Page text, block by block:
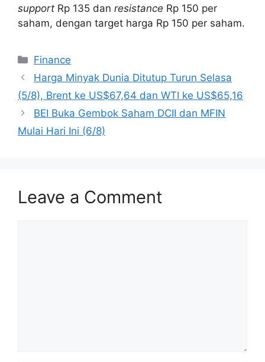
support Rp 135 dan resistance Rp 150 per
saham, dengan target harga Rp 150 per saham.
Categories
Finance
Harga Minyak Dunia Ditutup Turun Selasa
(5/8), Brent ke US$67,64 dan WTI ke US$65,16
BEI Buka Gembok Saham DCII dan MFIN
Mulai Hari Ini (6/8)
Leave a Comment